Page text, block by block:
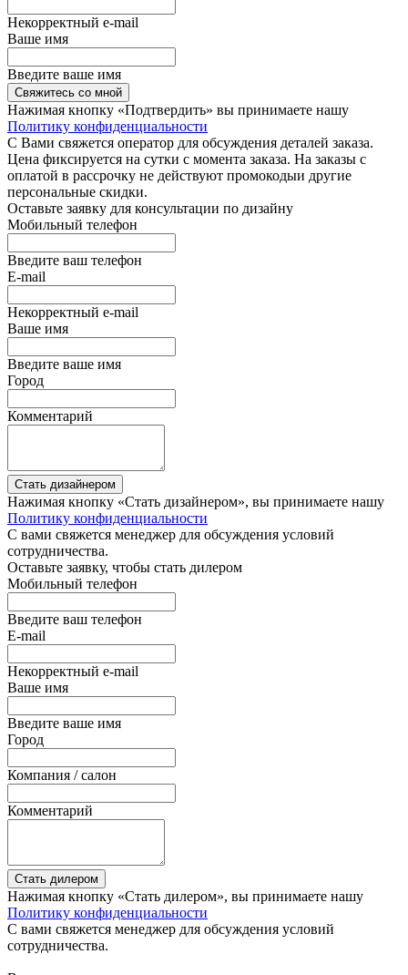
Некорректный e-mail
Ваше имя
Введите ваше имя
Свяжитесь со мной
Нажимая кнопку «Подтвердить» вы принимаете нашу
Политику конфиденциальности
С Вами свяжется оператор для обсуждения деталей заказа.
Цена фиксируется на сутки с момента заказа. На заказы с
оплатой в рассрочку не действуют промокодыи другие
персональные скидки.
Оставьте заявку для консультации по дизайну
Мобильный телефон
Введите ваш телефон
E-mail
Некорректный e-mail
Ваше имя
Введите ваше имя
Город
Комментарий
Стать дизайнером
Нажимая кнопку «Стать дизайнером», вы принимаете нашу
Политику конфиденциальности
С вами свяжется менеджер для обсуждения условий
сотрудничества.
Оставьте заявку, чтобы стать дилером
Мобильный телефон
Введите ваш телефон
E-mail
Некорректный e-mail
Ваше имя
Введите ваше имя
Город
Компания / салон
Комментарий
Стать дилером
Нажимая кнопку «Стать дилером», вы принимаете нашу
Политику конфиденциальности
С вами свяжется менеджер для обсуждения условий
сотрудничества.